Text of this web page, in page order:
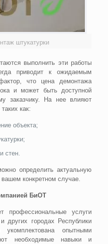
штукатурки
выполнить эти работы
приводит к ожидаемым
что цена демонтажа
и может быть доступной
заказчику. На нее влияют
как:
объекта;
стен.
определить актуальную
конкретном случае.
БиОТ
профессиональные услуги
других городах Республики
опытными
необходимые навыки и